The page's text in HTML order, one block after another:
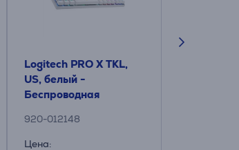
Logitech PRO X TKL,
US, белый -
Беспроводная
920-012148
Цена: